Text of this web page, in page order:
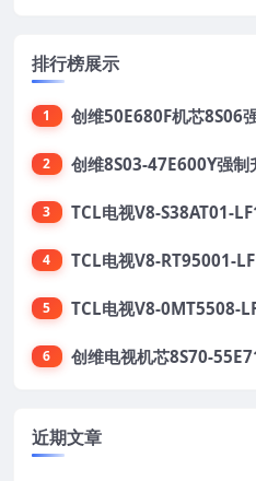
排行榜展示
1 创维50E680F机芯8S06
2 创维8S03-47E600Y强
3
4
5
6 创维电视机芯8S70-
近期文章